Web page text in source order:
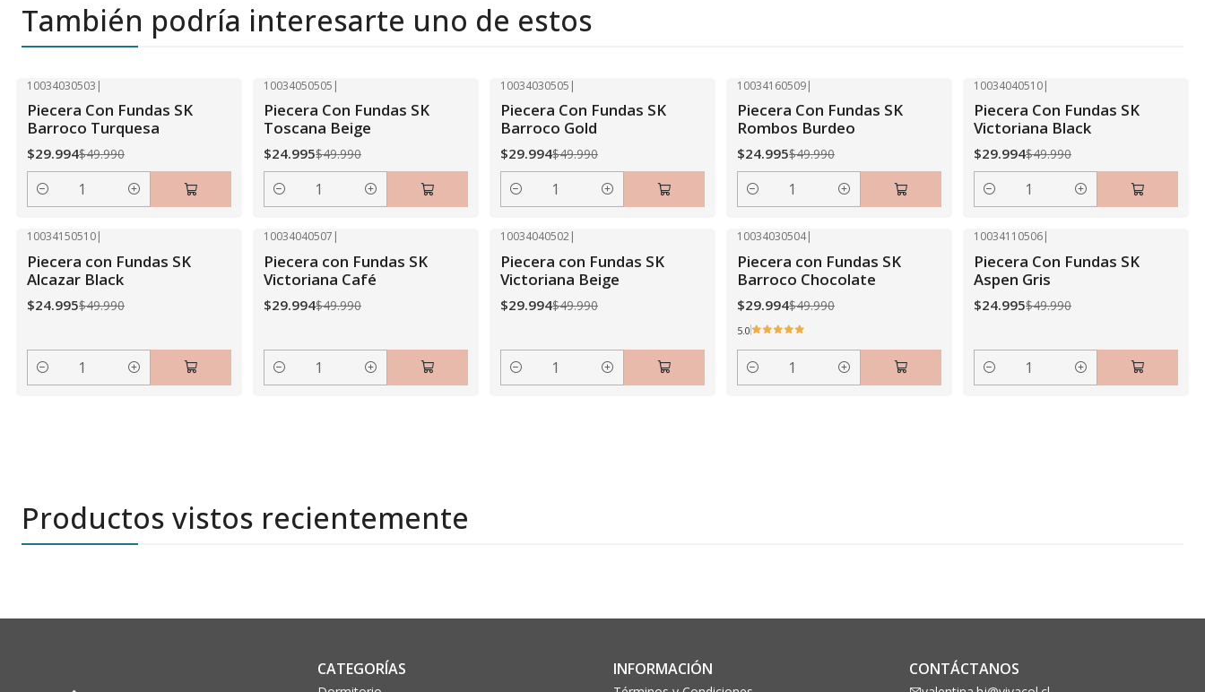
También podría interesarte uno de estos
10034030503 |
Piecera Con Fundas SK
Barroco Turquesa
$29.994$49.990
Cantidad
10034050505 |
Piecera Con Fundas SK
Toscana Beige
$24.995$49.990
Cantidad
10034030505 |
Piecera Con Fundas SK
Barroco Gold
$29.994$49.990
Cantidad
10034160509|
Piecera Con Fundas SK
Rombos Burdeo
$24.995$49.990
Cantidad
10034040510|
Piecera Con Fundas SK
Victoriana Black
$29.994$49.990
Cantidad
10034150510|
Piecera con Fundas SK
Alcazar Black
$24.995$49.990
Cantidad
10034040507 |
Piecera con Fundas SK
Victoriana Café
$29.994$49.990
Cantidad
10034040502|
Piecera con Fundas SK
Victoriana Beige
$29.994$49.990
Cantidad
10034030504|
Piecera con Fundas SK
Barroco Chocolate
$29.994$49.990
5.0
Cantidad
10034110506|
Piecera Con Fundas SK
Aspen Gris
$24.995$49.990
Cantidad
Productos vistos recientemente
CATEGORÍAS INFORMACIÓN CONTÁCTANOS